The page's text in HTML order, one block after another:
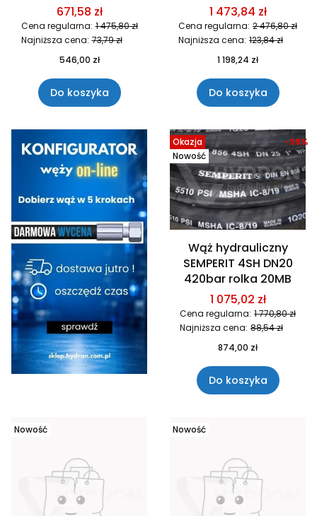
671,58 zł
Cena regularna: 1 475,80 zł
Najniższa cena: 73,79 zł
546,00 zł
Do koszyka
1 473,84 zł
Cena regularna: 2 476,80 zł
Najniższa cena: 123,84 zł
1 198,24 zł
Do koszyka
Okazja
Nowość
Wąż hydrauliczny
SEMPERIT 4SH DN20
420bar rolka 20MB
1 075,02 zł
Cena regularna: 1 770,80 zł
-39%
Najniższa cena: 88,54 zł
874,00 zł
Do koszyka
Nowość Nowość